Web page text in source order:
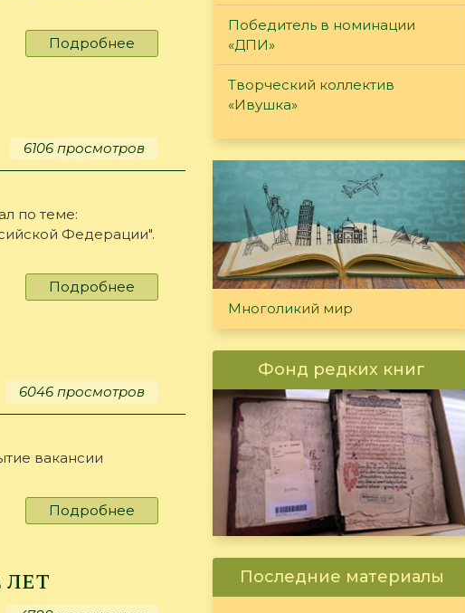
Подробнее
электронное
голосование
6106 просмотров
по теме:
Федерации".
Подробнее
Малочисленные
6046 просмотров
вакансии
Подробнее
работа
лет
Победитель в номинации
«ДПИ»
Творческий коллектив
«Ивушка»
Многоликий мир
Фонд редких книг
Последние материалы